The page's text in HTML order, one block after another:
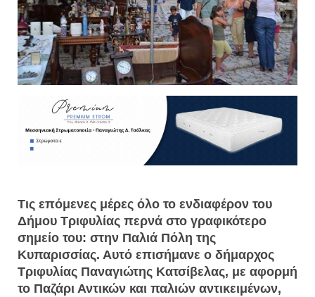
Τις επόμενες μέρες όλο το ενδιαφέρον του
Δήμου Τριφυλίας περνά στο γραφικότερο
σημείο του: στην Παλιά Πόλη της
Κυπαρισσίας. Αυτό επισήμανε ο δήμαρχος
Τριφυλίας Παναγιώτης Κατσίβελας, με αφορμή
το Παζάρι Αντικών και παλιών αντικειμένων,